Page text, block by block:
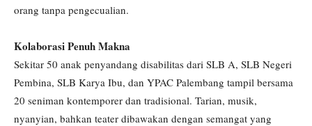
orang tanpa pengecualian.
Kolaborasi Penuh Makna
Sekitar 50 anak penyandang disabilitas dari SLB A, SLB Negeri
Pembina, SLB Karya Ibu, dan YPAC Palembang tampil bersama
20 seniman kontemporer dan tradisional. Tarian, musik,
nyanyian, bahkan teater dibawakan dengan semangat yang